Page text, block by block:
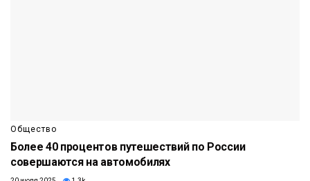
Общество
Более 40 процентов путешествий по России
совершаются на автомобилях